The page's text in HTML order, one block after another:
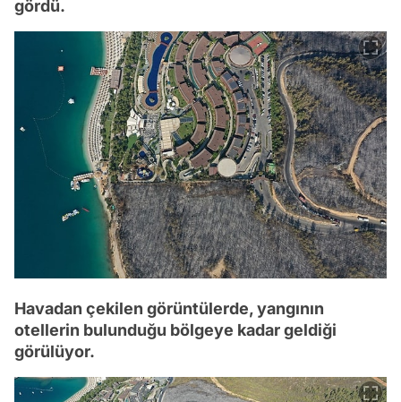
gördü.
Havadan çekilen görüntülerde, yangının
otellerin bulunduğu bölgeye kadar geldiği
görülüyor.